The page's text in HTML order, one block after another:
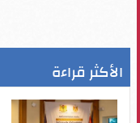
الأكثر قراءة